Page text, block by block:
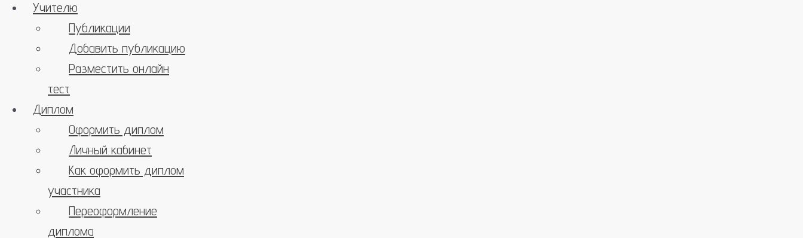
Учителю
Публикации
Добавить публикацию
Разместить онлайн
тест
Диплом
Оформить диплом
Личный кабинет
Как оформить диплом
участника
Переоформление
диплома